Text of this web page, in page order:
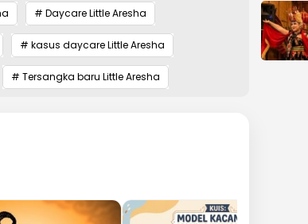
# Daycare Little Aresha
# kasus daycare Little Aresha
# Tersangka baru Little Aresha